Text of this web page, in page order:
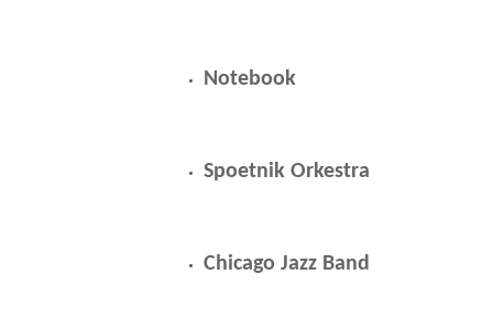
Notebook
Spoetnik Orkestra
Chicago Jazz Band